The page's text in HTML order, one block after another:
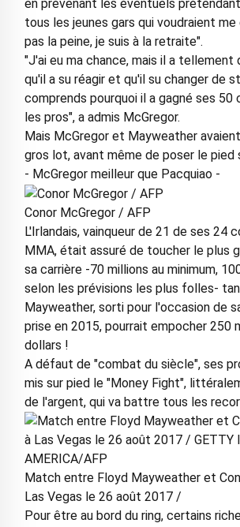
en prévenant les éventuels
tous les jeunes gars qui voudraient
pas la peine, je suis à la retraite".
"J'ai eu ma chance, mais il a tellement
qu'il a su réagir et qu'il su changer de
comprends pourquoi il a gagné ses 50
les pros", a admis McGregor.
Mais McGregor et Mayweather
gros lot, avant même de poser le pied
- McGregor meilleur que Pacquiao -
Conor McGregor / AFP
L'Irlandais, vainqueur de 21 de ses 24
MMA, était assuré de toucher le plus
sa carrière -70 millions au minimum,
selon les prévisions les plus folles-
Mayweather, sorti pour l'occasion de
prise en 2015, pourrait empocher 250
dollars !
A défaut de "combat du siècle", ses
mis sur pied le "Money Fight",
de l'argent, qui va battre tous les
Match entre Floyd Mayweather et
Las Vegas le 26 août 2017 /
Pour être au bord du ring, certains